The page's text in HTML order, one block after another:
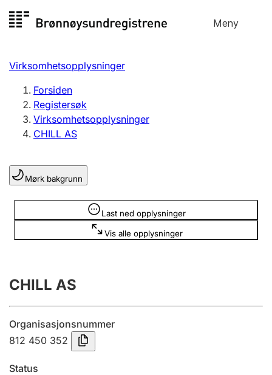
til
Meny
Registersøk
Aksjeselskap
Enkeltpersonforetak
Registrere, endre, slette
Lag og forening
Registrere, endre, slette
Årsregnskap
Innsending og forsinkelsesgebyr
Tinglysing
Virksomhetsopplysninger
Forsiden
Registersøk
Virksomhetsopplysninger
CHILL AS
Mørk bakgrunn
Last ned opplysninger
Vis alle opplysninger
Opplysninger er skjult
CHILL AS
Organisasjonsnummer
812 450 352
Status